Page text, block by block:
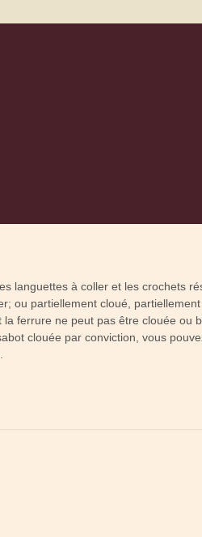
languettes à coller et les crochets
ou partiellement cloué, partiellement
ferrure ne peut pas être clouée ou
clouée par conviction, vous